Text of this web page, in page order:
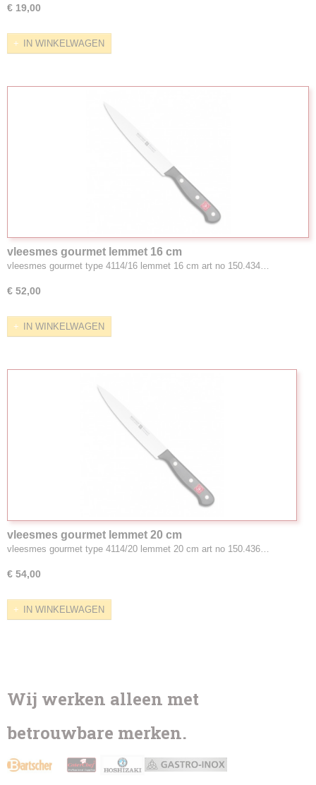
€ 19,00
IN WINKELWAGEN
vleesmes gourmet lemmet 16 cm
vleesmes gourmet type 4114/16 lemmet 16 cm art no 150.434…
€ 52,00
IN WINKELWAGEN
vleesmes gourmet lemmet 20 cm
vleesmes gourmet type 4114/20 lemmet 20 cm art no 150.436…
€ 54,00
IN WINKELWAGEN
Wij werken alleen met
betrouwbare merken.